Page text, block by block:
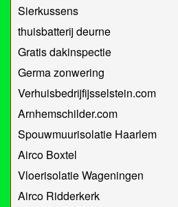
Sierkussens
thuisbatterij deurne
Gratis dakinspectie
Germa zonwering
Verhuisbedrijfijsselstein.com
Arnhemschilder.com
Spouwmuurisolatie Haarlem
Airco Boxtel
Vloerisolatie Wageningen
Airco Ridderkerk